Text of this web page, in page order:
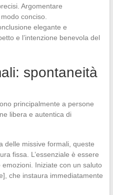
Argomentare
conciso.
elegante e
e l’intenzione benevola del
spontaneità
principalmente a persone
libera e autentica di
delle missive formali, queste
fissa. L’essenziale è essere
Iniziate con un saluto
che instaura immediatamente